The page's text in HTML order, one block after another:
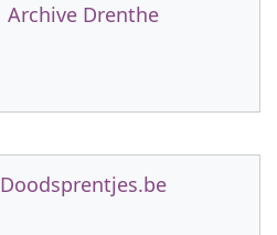
Archive Drenthe
Doodsprentjes.be